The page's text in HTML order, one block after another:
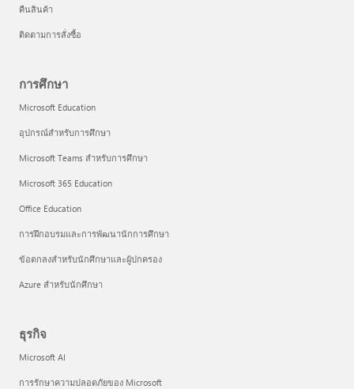
คืนสินค้า
ติดตามการสั่งซื้อ
การศึกษา
Microsoft Education
อุปกรณ์สำหรับการศึกษา
Microsoft Teams สำหรับการศึกษา
Microsoft 365 Education
Office Education
การฝึกอบรมและการพัฒนานักการศึกษา
ข้อตกลงสำหรับนักศึกษาและผู้ปกครอง
Azure สำหรับนักศึกษา
ธุรกิจ
Microsoft AI
การรักษาความปลอดภัยของ Microsoft